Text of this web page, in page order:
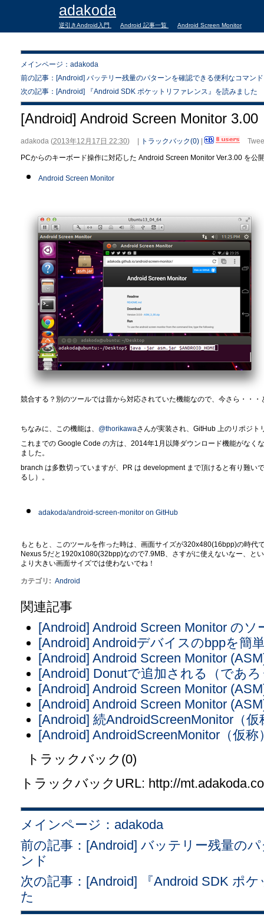
adakoda
逆引きAndroid入門 Android 記事一覧 Android Screen Monitor
メインページ：adakoda
前の記事：[Android] バッテリー残量のパターンを確認できる便利なコマンド
次の記事：[Android] 『Android SDK ポケットリファレンス』を読みました
[Android] Android Screen Monitor 3.00
adakoda (2013年12月17日 22:30) トラックバック(0)
PCからのキーボード操作に対応した Android Screen Monitor Ver.3.00 を公
Android Screen Monitor
競合する？別のツールでは昔から対応されていた機能なので、今さら・・
ちなみに、この機能は、 @thorikawaさんが実装され、GitHub 上のリポジ
これまでの Google Code の方は、2014年1月以降ダウンロード機能がなく
ました。
branch は多数切っていますが、PR は development まで頂けると有り難い
るし）。
adakoda/android-screen-monitor on GitHub
もともと、このツールを作った時は、画面サイズが320x480(16bpp)の時代
Nexus 5だと1920x1080(32bpp)なので7.9MB、さすがに使えないなー、と
より大きい画面サイズでは使わないでね！
カテゴリ : Android
関連記事
[Android] Android Screen Monitor の
[Android] Androidデバイスのbppを簡
[Android] Android Screen Monitor
[Android] Donutで追加される（であ
[Android] Android Screen Monitor
[Android] Android Screen Monitor
[Android] 続AndroidScreenMonitor（仮
[Android] AndroidScreenMonitor（仮称
トラックバック(0)
トラックバックURL: http://
メインページ：adakoda
前の記事：[Android] バッテリー残量の
ンド
次の記事：[Android] 『Android SDK ポ
た